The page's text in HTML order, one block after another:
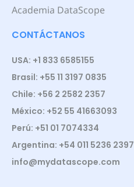
Academia DataScope
CONTÁCTANOS
USA: +1 833 6585155
Brasil: +55 11 3197 0835
Chile: +56 2 2582 2357
México: +52 55 41663093
Perú: +51 01 7074334
Argentina: +54 011 5236 2397
info@mydatascope.com